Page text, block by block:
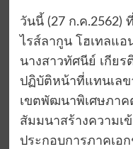
วันนี้ (27 ก.ค.2562)
ไรส์ลากูน โฮเทลแ
นางสาวทัศนีย์ เกีย
ปฏิบัติหน้าที่แทนเล
เขตพัฒนาพิเศษภาค
สัมมนาสร้างความเ
ประกอบการภาคเอ